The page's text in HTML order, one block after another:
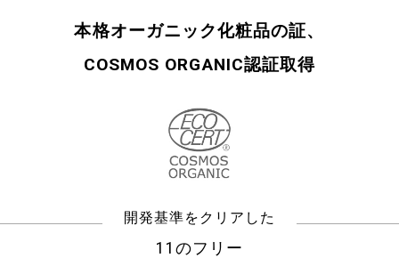
本格オーガニック化粧品の証、
COSMOS ORGANIC認証取得
開発基準をクリアした
11のフリー